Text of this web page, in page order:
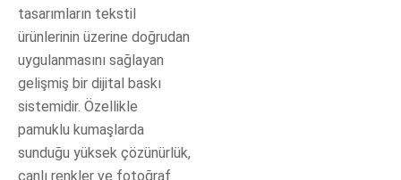
tasarımların tekstil
ürünlerinin üzerine doğrudan
uygulanmasını sağlayan
gelişmiş bir dijital baskı
sistemidir. Özellikle
pamuklu kumaşlarda
sunduğu yüksek çözünürlük,
canlı renkler ve fotoğraf